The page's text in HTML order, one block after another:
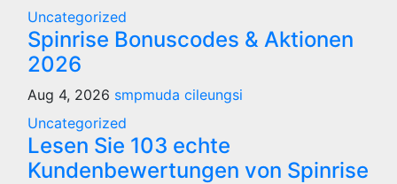
Uncategorized
Spinrise Bonuscodes & Aktionen
2026
Aug 4, 2026 smpmuda cileungsi
Uncategorized
Lesen Sie 103 echte
Kundenbewertungen von Spinrise